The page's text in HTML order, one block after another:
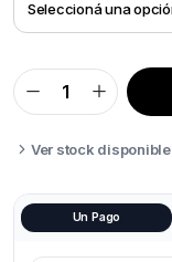
HOTEND
PARA
LAB
P1S
quantity
Ver stock disponible
Un Pago